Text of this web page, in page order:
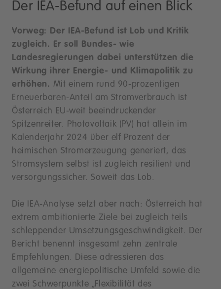
Der IEA-Befund auf einen Blick
Vorweg: Der IEA-Befund ist Lob und Kritik
zugleich. Er soll Bundes- wie
Landesregierungen dabei unterstützen die
Wirkung ihrer Energie- und Klimapolitik zu
erhöhen. Mit einem rund 90-prozentigen
Erneuerbaren-Anteil am Stromverbrauch ist
Österreich EU-weit beeindruckender
Spitzenreiter. Photovoltaik (PV) hat allein im
Kalenderjahr 2024 über elf Prozent der
heimischen Stromerzeugung generiert, das
Stromsystem selbst ist zugleich resilient und
versorgungssicher. Soweit das Lob.
Die IEA-Analyse setzt aber nach: Österreich hat
extrem ambitionierte Ziele bei zugleich teils
schleppender Umsetzungsgeschwindigkeit. Der
Bericht benennt insgesamt zehn zentrale
Empfehlungen. Diese adressieren das
allgemeine energiepolitische Umfeld sowie die
zwei Schwerpunkte „Flexibilität des